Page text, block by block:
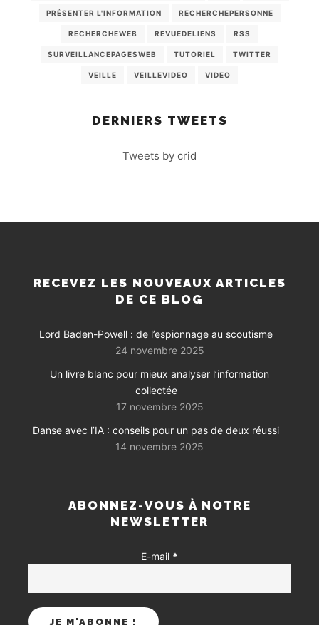
PRÉSENTER L'INFORMATION RECHERCHEPERSONNE
RECHERCHEWEB REVUEDELIENS RSS
SURVEILLANCEPAGESWEB TUTORIEL TWITTER
VEILLE VEILLEVIDEO VIDEO
DERNIERS TWEETS
Tweets by crid
RECEVEZ LES NOUVEAUX ARTICLES
DE CE BLOG
Lord Baden-Powell : de l’espionnage au scoutisme
24 novembre 2025
Un livre blanc pour mieux analyser l’information
collectée
17 novembre 2025
Danse avec l’IA : conseils pour un pas de deux réussi
14 novembre 2025
ABONNEZ-VOUS À NOTRE
NEWSLETTER
E-mail *